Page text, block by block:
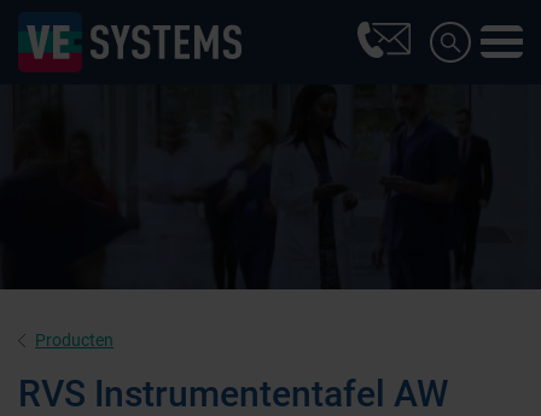
Producten
RVS Instrumententafel AW